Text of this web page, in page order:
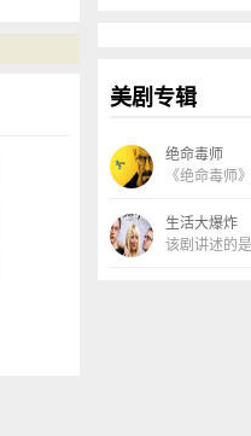
美剧专辑
绝命毒师
《绝命毒师
生活大爆炸
该剧讲述的